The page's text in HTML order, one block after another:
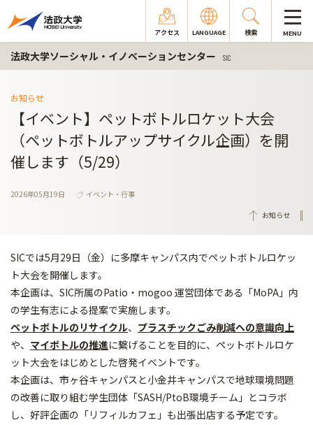
アクセス LANGUAGE 検索 MENU
法政大学ソーシャル・イノベーションセンター SIC
お知らせ
【イベント】ペットボトルロケット大会
（ペットボトルアップサイクル企画）を開
催します（5/29）
2026年05月19日
イベント・行事
お知らせ
SICでは5月29日（金）に多摩キャンパス内でペットボトルロケッ
ト大会を開催します。
本企画は、SIC所属のPatio・mogoo 運営団体である「MoPA」内
の学生有志による提案で実施します。
ペットボトルのリサイクル、 プラスチックごみ削減への意識向上
や、 マイボトルの推進に繋げることを目的に、ペットボトルロケ
ット大会をはじめとした啓発イベントです。
本企画は、市ヶ谷キャンパスと小金井キャンパスで地球環境問題
の改善に取り組む学生団体「SASH/PtoB環境チーム」とコラボ
し、好評企画の「リフィルカフェ」も出張出店する予定です。